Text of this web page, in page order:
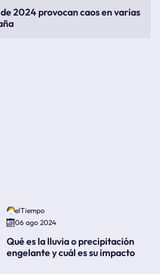
2024 provocan caos en varias
elTiempo
06 ago 2024
Qué es la lluvia o precipitación
engelante y cuál es su impacto